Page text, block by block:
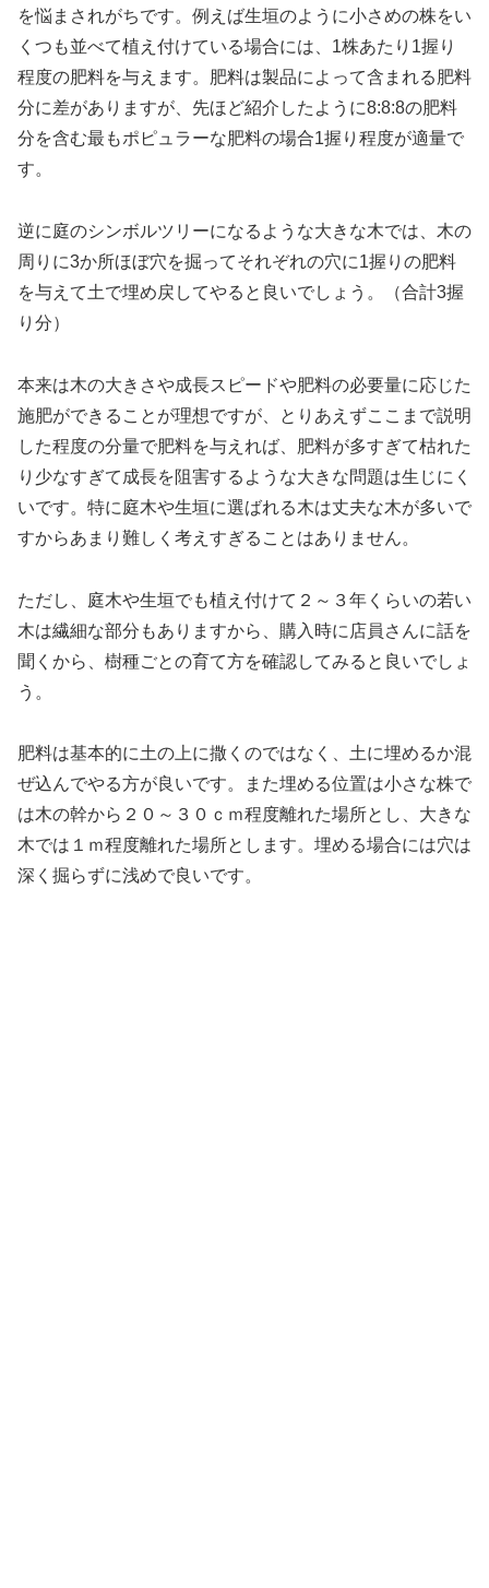
を悩まされがちです。例えば生垣のように小さめの株をい
くつも並べて植え付けている場合には、1株あたり1握り
程度の肥料を与えます。肥料は製品によって含まれる肥料
分に差がありますが、先ほど紹介したように8:8:8の肥料
分を含む最もポピュラーな肥料の場合1握り程度が適量で
す。
逆に庭のシンボルツリーになるような大きな木では、木の
周りに3か所ほぼ穴を掘ってそれぞれの穴に1握りの肥料
を与えて土で埋め戻してやると良いでしょう。（合計3握
り分）
本来は木の大きさや成長スピードや肥料の必要量に応じた
施肥ができることが理想ですが、とりあえずここまで説明
した程度の分量で肥料を与えれば、肥料が多すぎて枯れた
り少なすぎて成長を阻害するような大きな問題は生じにく
いです。特に庭木や生垣に選ばれる木は丈夫な木が多いで
すからあまり難しく考えすぎることはありません。
ただし、庭木や生垣でも植え付けて２～３年くらいの若い
木は繊細な部分もありますから、購入時に店員さんに話を
聞くから、樹種ごとの育て方を確認してみると良いでしょ
う。
肥料は基本的に土の上に撒くのではなく、土に埋めるか混
ぜ込んでやる方が良いです。また埋める位置は小さな株で
は木の幹から２０～３０ｃｍ程度離れた場所とし、大きな
木では１ｍ程度離れた場所とします。埋める場合には穴は
深く掘らずに浅めで良いです。